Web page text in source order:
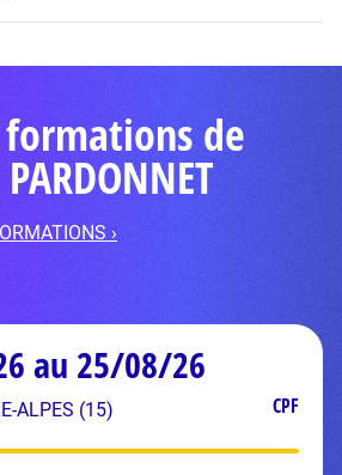
de
›
au 25/08/26
ALPES (15) CPF